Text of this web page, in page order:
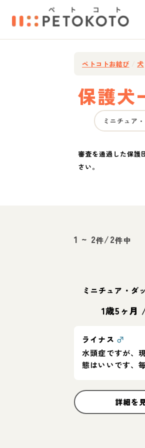
ペトコトお結び 犬
保護犬
ミニチュア
審査を通過した保護
さい。
1 ~ 2件/2件中
ミニチュア・ダ
1歳5ヶ月
ライナス ♂
水頭症ですが、
態はいいです、
詳細を